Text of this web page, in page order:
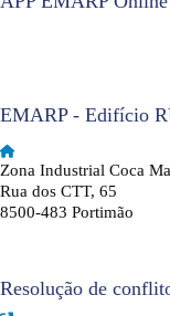
EMARP - Edifício
Zona Industrial Coca
Rua dos CTT, 65
8500-483 Portimão
Resolução de